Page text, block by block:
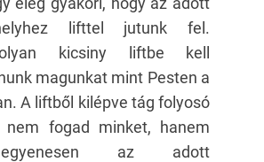
lifttel jutunk fel.
kicsiny liftbe kell
magunkat mint Pesten a
A liftből kilépve tág folyosó
nem fogad minket, hanem
az adott